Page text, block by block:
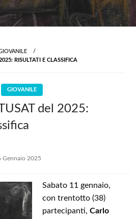
RISULTATI E CLASSIFICA
GIOVANILE
del 2025:
Gennaio 2025
Sabato 11 gennaio,
con trentotto (38)
partecipanti, Carlo